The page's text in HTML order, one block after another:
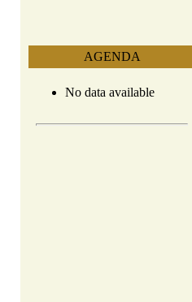
AGENDA
No data available